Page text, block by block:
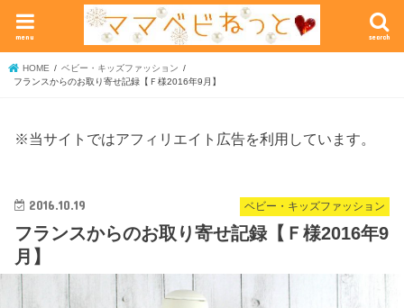
search
menu
HOME
ベビー・キッズファッション
フランスからのお取り寄せ記録【Ｆ様2016年9月】
※当サイトではアフィリエイト広告を利用しています。
ベビー・キッズファッション
2016.10.19
フランスからのお取り寄せ記録【Ｆ様2016年9
月】